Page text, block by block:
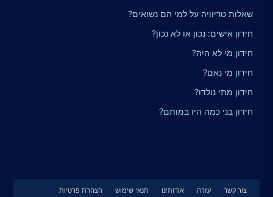
שאלות טריוויה על למי הם נשואים?
חידון אישים: נכון או לא נכון?
חידון מי לא היה?
חידון מי נאם?
חידון מתי נולדו?
חידון בני כמה היו במותם?
צור קשר עזרה אודותינו תנאי שימוש
הצהרת פרטיות